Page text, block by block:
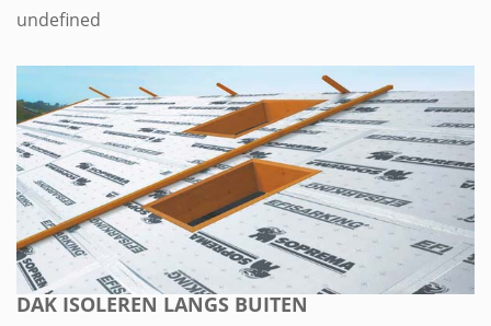
undefined
DAK ISOLEREN LANGS BUITEN